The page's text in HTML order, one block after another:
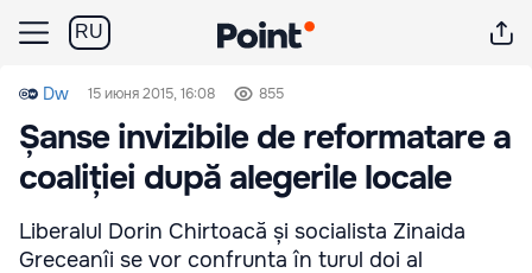
RU
Dw 15 июня 2015, 16:08 855
Șanse invizibile de reformatare a
coaliției după alegerile locale
Liberalul Dorin Chirtoacă și socialista Zinaida
Greceanîi se vor confrunta în turul doi al